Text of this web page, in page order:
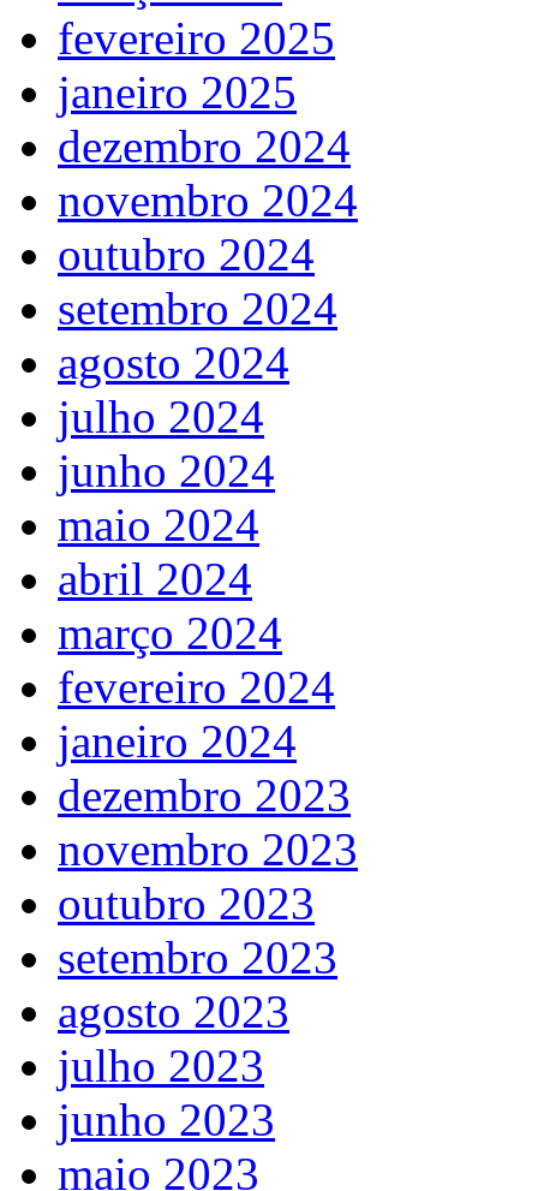
fevereiro 2025
janeiro 2025
dezembro 2024
novembro 2024
outubro 2024
setembro 2024
agosto 2024
julho 2024
junho 2024
maio 2024
abril 2024
março 2024
fevereiro 2024
janeiro 2024
dezembro 2023
novembro 2023
outubro 2023
setembro 2023
agosto 2023
julho 2023
junho 2023
maio 2023